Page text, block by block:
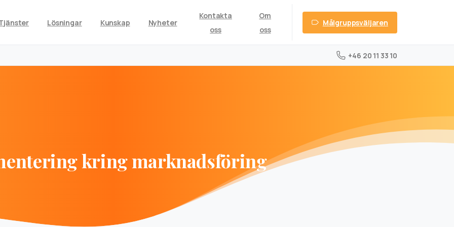
Lösningar Kunskap Nyheter
Kontakta
oss
Om
oss
Målgruppsväljaren
+46 20 11 33 10
kringmarknadsföring